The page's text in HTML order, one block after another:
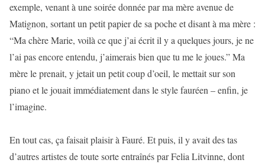
exemple, venant à une soirée donnée par ma mère avenue de
Matignon, sortant un petit papier de sa poche et disant à ma mère :
“Ma chère Marie, voilà ce que j’ai écrit il y a quelques jours, je ne
l’ai pas encore entendu, j’aimerais bien que tu me le joues.” Ma
mère le prenait, y jetait un petit coup d’oeil, le mettait sur son
piano et le jouait immédiatement dans le style fauréen – enfin, je
l’imagine.
En tout cas, ça faisait plaisir à Fauré. Et puis, il y avait des tas
d’autres artistes de toute sorte entraînés par Felia Litvinne, dont